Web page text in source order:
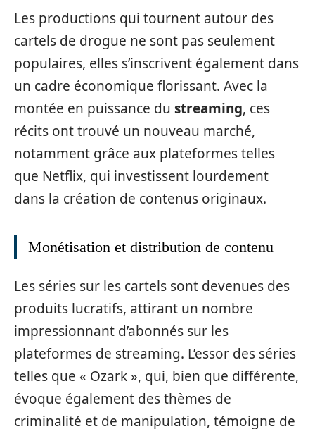
Les productions qui tournent autour des
cartels de drogue ne sont pas seulement
populaires, elles s’inscrivent également dans
un cadre économique florissant. Avec la
montée en puissance du streaming, ces
récits ont trouvé un nouveau marché,
notamment grâce aux plateformes telles
que Netflix, qui investissent lourdement
dans la création de contenus originaux.
Monétisation et distribution de contenu
Les séries sur les cartels sont devenues des
produits lucratifs, attirant un nombre
impressionnant d’abonnés sur les
plateformes de streaming. L’essor des séries
telles que « Ozark », qui, bien que différente,
évoque également des thèmes de
criminalité et de manipulation, témoigne de